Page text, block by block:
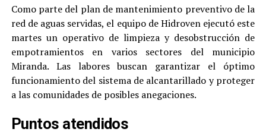
Como parte del plan de mantenimiento preventivo de la
red de aguas servidas, el equipo de Hidroven ejecutó este
martes un operativo de limpieza y desobstrucción de
empotramientos en varios sectores del municipio
Miranda. Las labores buscan garantizar el óptimo
funcionamiento del sistema de alcantarillado y proteger
a las comunidades de posibles anegaciones.
Puntos atendidos